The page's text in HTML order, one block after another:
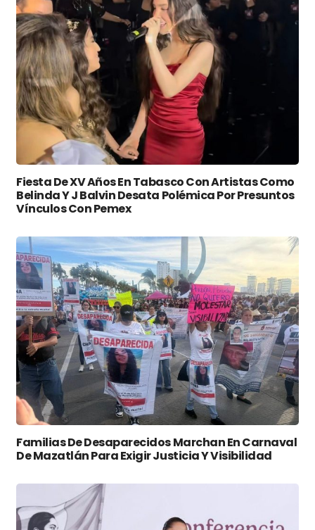
Fiesta De XV Años En Tabasco Con Artistas Como
Belinda Y J Balvin Desata Polémica Por Presuntos
Vínculos Con Pemex
Familias De Desaparecidos Marchan En Carnaval
De Mazatlán Para Exigir Justicia Y Visibilidad